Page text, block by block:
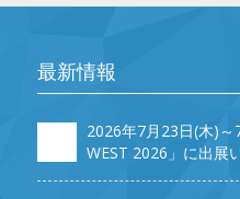
最新情報
2026年7月23日(木)
WEST 2026」に出展